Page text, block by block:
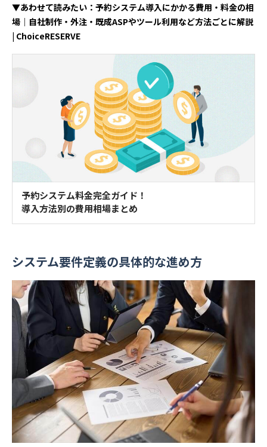
▼あわせて読みたい：予約システム導入にかかる費用・料金の相
場｜自社制作・外注・既成ASPやツール利用など方法ごとに解説
| ChoiceRESERVE
予約システム料金完全ガイド！
導入方法別の費用相場まとめ
システム要件定義の具体的な進め方
・ご登録はメールアドレスのみ
・いつでも登録解除できます
・どうぞ安心してお試しください
入力いただいたメールアドレスに、ご確認のメールをお送りしました。
メールが届かない場合は、以下の内容をご確認ください。
迷惑メールフォルダをご確認ください
・「@choice-reserve.jp」からのメールが受信できるよう設定をお願いします
閉じる